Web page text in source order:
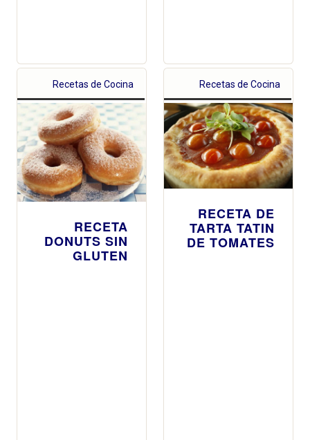
Recetas de Cocina
RECETA
DONUTS SIN
GLUTEN
Recetas de Cocina
RECETA DE
TARTA TATIN
DE TOMATES